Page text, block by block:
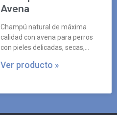
Avena
Champú natural de máxima
calidad con avena para perros
con pieles delicadas, secas,
Ver producto »